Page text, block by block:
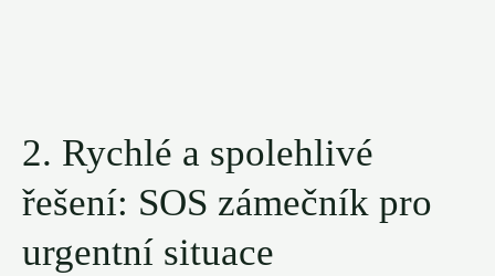
2. Rychlé a spolehlivé
řešení: SOS zámečník pro
urgentní situace